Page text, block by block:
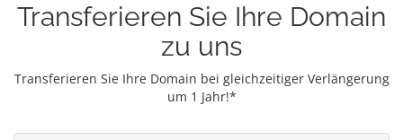
Transferieren Sie Ihre Domain
zu uns
Transferieren Sie Ihre Domain bei gleichzeitiger Verlängerung
um 1 Jahr!*